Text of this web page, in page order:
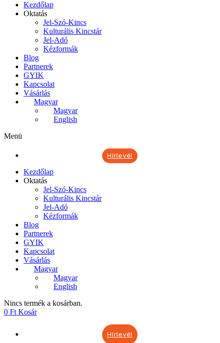
Kezdőlap
Oktatás
Jel-Szó-Kincs
Kulturális Kincstár
Jel-Adó
Kézformák
Blog
Partnerek
GYIK
Kapcsolat
Vásárlás
Magyar
Magyar
English
Menü
Hírlevél
Kezdőlap
Oktatás
Jel-Szó-Kincs
Kulturális Kincstár
Jel-Adó
Kézformák
Blog
Partnerek
GYIK
Kapcsolat
Vásárlás
Magyar
Magyar
English
Nincs termék a kosárban.
0 Ft Kosár
Hírlevél